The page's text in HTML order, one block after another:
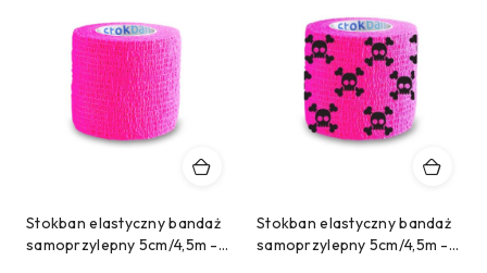
Stokban elastyczny bandaż
samoprzylepny 5cm/4,5m -
Stokban elastyczny bandaż
samoprzylepny 5cm/4,5m -